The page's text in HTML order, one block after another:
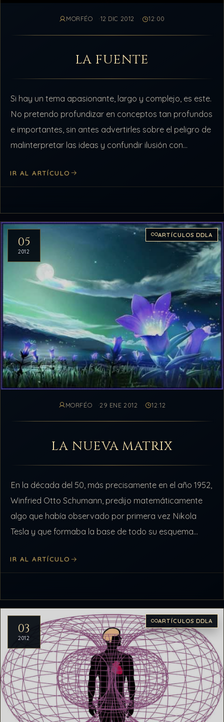
MORFÉO 12 DIC 2012 12:00
LA FUENTE
Si hay un tema apasionante, largo y complejo, es este.
No pretendo profundizar en conceptos tan profundos
e importantes, sin antes advertirles sobre el peligro de
malinterpretar las ideas y confundir ilusión con
IR AL ARTÍCULO
05
2012
ARTÍCULOS DDLA
MORFÉO 29 ENE 2012 12:12
LA NUEVA MATRIX
En la década del 50, más precisamente en el año 1952,
Winfried Otto Schumann, predijo matemáticamente
algo que había observado por primera vez Nikola
Tesla y que formaba la base de todo su esquema
IR AL ARTÍCULO
03
2012
ARTÍCULOS DDLA